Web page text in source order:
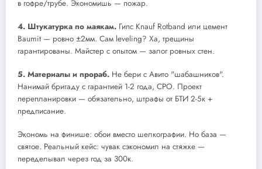
в гофре/трубе. Экономишь — пожар.
4. Штукатурка по маякам. Гипс Knauf Rotband или цемент
Baumit — ровно ±2мм. Сам leveling? Ха, трещины
гарантированы. Майстер с опытом — залог ровных стен.
5. Материалы и прораб. Не бери с Авито "шабашников".
Нанимай бригаду с гарантией 1-2 года, СРО. Проект
перепланировки — обязательно, штрафы от БТИ 2-5к +
предписание.
Экономь на финише: обои вместо шелкографии. Но база —
святое. Реальный кейс: чувак сэкономил на стяжке —
переделывал через год за 300к.